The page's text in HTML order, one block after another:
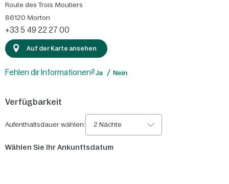
Route des Trois Moutiers
86120 Morton
+33 5 49 22 27 00
Auf der Karte ansehen
Fehlen dir Informationen?Ja Nein
Verfügbarkeit
Aufenthaltsdauer wählen: 2 Nächte
Wählen Sie Ihr Ankunftsdatum